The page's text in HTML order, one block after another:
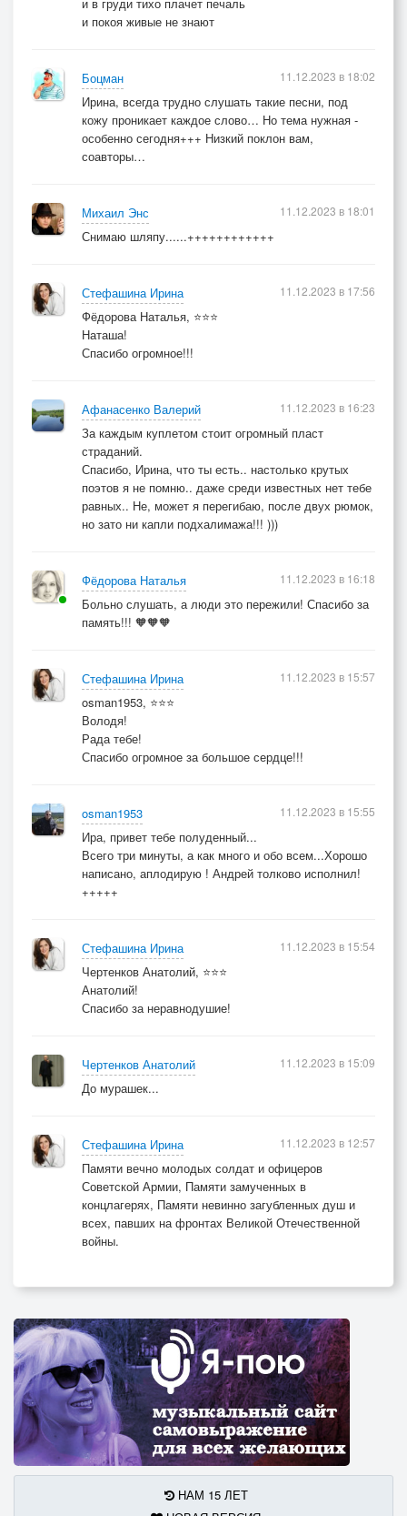
и покоя живые не знают
Боцман
Ирина, всегда трудно слушать такие песни, под
кожу проникает каждое слово… Но тема нужная -
особенно сегодня+++ Низкий поклон вам,
соавторы…
11.12.2023 в 18:02
Михаил Энс
Снимаю шляпу......++++++++++++
11.12.2023 в 18:01
Стефашина Ирина
Фёдорова Наталья, ⭐⭐⭐
Наташа!
Спасибо огромное!!!
11.12.2023 в 17:56
Афанасенко Валерий
За каждым куплетом стоит огромный пласт
страданий.
Спасибо, Ирина, что ты есть.. настолько крутых
поэтов я не помню.. даже среди известных нет тебе
равных.. Не, может я перегибаю, после двух рюмок,
но зато ни капли подхалимажа!!! )))
11.12.2023 в 16:23
Фёдорова Наталья
Больно слушать, а люди это пережили! Спасибо за
память!!! 🧡🧡🧡
11.12.2023 в 16:18
Стефашина Ирина
osman1953, ⭐⭐⭐
Володя!
Рада тебе!
Спасибо огромное за большое сердце!!!
11.12.2023 в 15:57
osman1953
Ира, привет тебе полуденный...
Всего три минуты, а как много и обо всем...Хорошо
написано, аплодирую ! Андрей толково исполнил!
+++++
11.12.2023 в 15:55
Стефашина Ирина
Чертенков Анатолий, ⭐⭐⭐
Анатолий!
Спасибо за неравнодушие!
11.12.2023 в 15:54
Чертенков Анатолий
До мурашек...
11.12.2023 в 15:09
Стефашина Ирина
Памяти вечно молодых солдат и офицеров
Советской Армии, Памяти замученных в
концлагерях, Памяти невинно загубленных душ и
всех, павших на фронтах Великой Отечественной
войны.
11.12.2023 в 12:57
НАМ 15 ЛЕТ